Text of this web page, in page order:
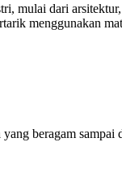
mulai dari
menggunakan
beragam